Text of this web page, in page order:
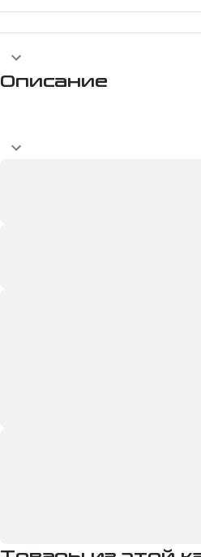
Описание